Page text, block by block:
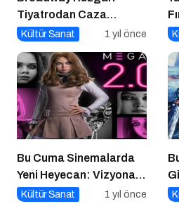
Tiyatrodan Caza
Dopdolu Bir Program
Kültür Sanat 1 yıl önce
Bu Cuma Sinemalarda
Yeni Heyecan: Vizyona
Girecek Filmler Belli
Kültür Sanat 1 yıl önce